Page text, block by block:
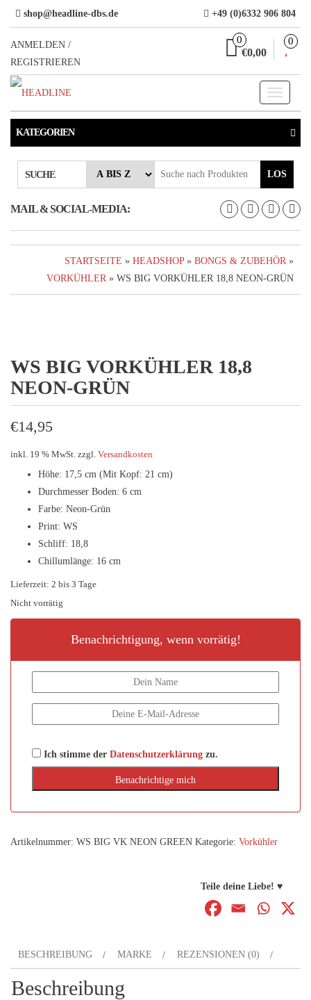
Direkt
zum
Inhalt
shop@headline-dbs.de +49 (0)6332 906 804
ANMELDEN /
REGISTRIEREN
0
€0,00
0
Toggle
KATEGORIEN
SUCHE LOS
MAIL & SOCIAL-MEDIA:
STARTSEITE » HEADSHOP» BONGS & ZUBEHÖR »
VORKÜHLER » WS BIG VORKÜHLER 18,8 NEON-GRÜN
WS BIG VORKÜHLER 18,8
NEON-GRÜN
€14,95
inkl. 19 % MwSt. zzgl. Versandkosten
Höhe: 17,5 cm (Mit Kopf: 21 cm)
Durchmesser Boden: 6 cm
Farbe: Neon-Grün
Print: WS
Schliff: 18,8
Chillumlänge: 16 cm
Lieferzeit: 2 bis 3 Tage
Nicht vorrätig
Benachrichtigung, wenn vorrätig!
Ich stimme der Datenschutzerklärung zu.
Artikelnummer: WS BIG VK NEON GREEN Kategorie: Vorkühler
Teile deine Liebe! ♥
BESCHREIBUNG MARKE REZENSIONEN (0)
Beschreibung